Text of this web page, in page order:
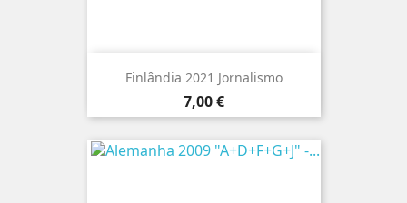
Finlândia 2021 Jornalismo
Preço
7,00 €